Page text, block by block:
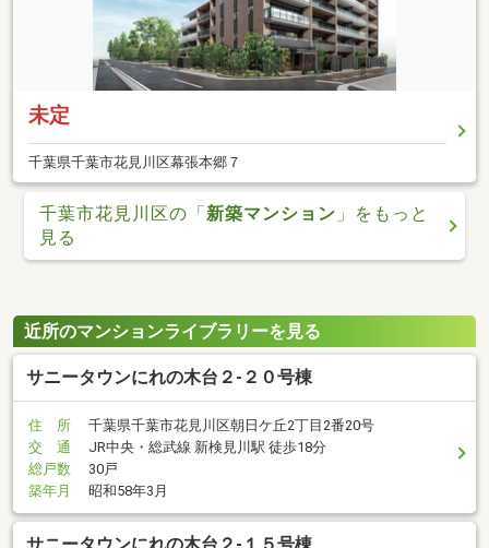
未定
千葉県千葉市花見川区幕張本郷７
千葉市花見川区の「新築マンション 」をもっと
見る
近所のマンションライブラリーを見る
サニータウンにれの木台２-２０号棟
住 所
千葉県千葉市花見川区朝日ケ丘2丁目2番20号
交 通
JR中央・総武線 新検見川駅 徒歩18分
総戸数
30戸
築年月
昭和58年3月